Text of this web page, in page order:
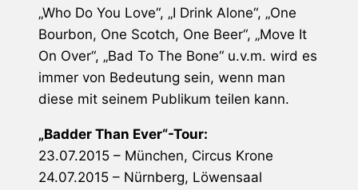
„Who Do You Love“, „I Drink Alone“, „One
Bourbon, One Scotch, One Beer“, „Move It
On Over“, „Bad To The Bone“ u.v.m. wird es
immer von Bedeutung sein, wenn man
diese mit seinem Publikum teilen kann.
„Badder Than Ever“-Tour:
23.07.2015 – München, Circus Krone
24.07.2015 – Nürnberg, Löwensaal